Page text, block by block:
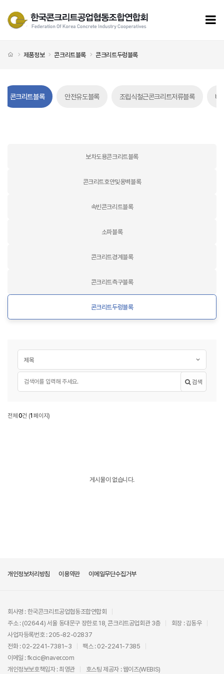
처음으로
제품정보 콘크리트블록 콘크리트두렁블록
콘크리트블록 안전유도블록 조립식철근콘크리트저류블록 배
보차도용콘크리트블록
콘크리트호안및옹벽블록
속빈콘크리트블록
소파블록
콘크리트경계블록
콘크리트측구블록
콘크리트두렁블록
검색
콘크리트두렁블록
전체 0건 (1 페이지)
게시물이 없습니다.
개인정보처리방침 이용약관 이메일무단수집거부
회사명 : 한국콘크리트공업협동조합연합회
주소 : (02644) 서울 동대문구 장한로 18, 콘크리트공업회관 3층
회장 : 김동우
사업자등록번호 : 205-82-02837
전화 : 02-2241-7381~3
팩스 : 02-2241-7385
이메일 : fkcic@naver.com
개인정보보호책임자 : 최영관
호스팅 제공자 :웹이즈(WEBIS)